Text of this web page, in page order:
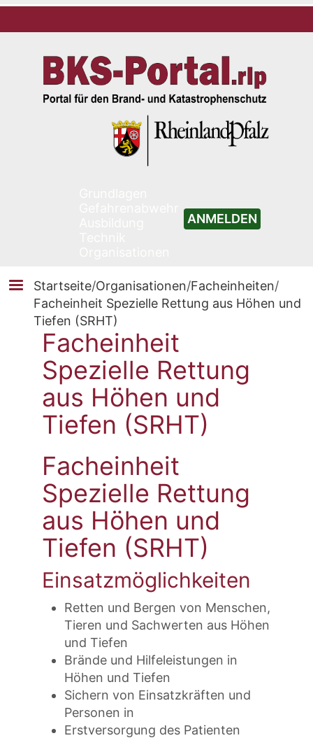
ANMELDEN
Startseite/Organisationen/Facheinheiten/
Facheinheit Spezielle Rettung aus Höhen und
Tiefen (SRHT)
Facheinheit
Spezielle Rettung
aus Höhen und
Tiefen (SRHT)
Facheinheit
Spezielle Rettung
aus Höhen und
Tiefen (SRHT)
Einsatzmöglichkeiten
Retten und Bergen von Menschen,
Tieren und Sachwerten aus Höhen
und Tiefen
Brände und Hilfeleistungen in
Höhen und Tiefen
Sichern von Einsatzkräften und
Personen in
Erstversorgung des Patienten